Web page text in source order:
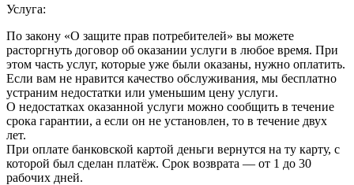
Услуга:
По закону «О защите прав потребителей» вы можете
расторгнуть договор об оказании услуги в любое время. При
этом часть услуг, которые уже были оказаны, нужно оплатить.
Если вам не нравится качество обслуживания, мы бесплатно
устраним недостатки или уменьшим цену услуги.
О недостатках оказанной услуги можно сообщить в течение
срока гарантии, а если он не установлен, то в течение двух
лет.
При оплате банковской картой деньги вернутся на ту карту, с
которой был сделан платёж. Срок возврата — от 1 до 30
рабочих дней.